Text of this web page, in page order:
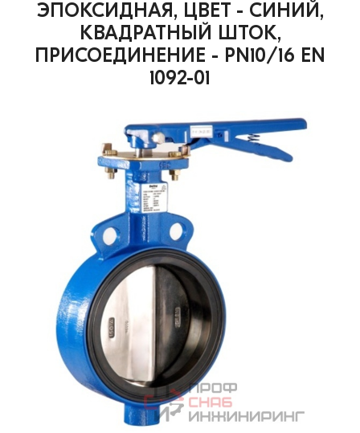
ЭПОКСИДНАЯ, ЦВЕТ - СИНИЙ,
КВАДРАТНЫЙ ШТОК,
ПРИСОЕДИНЕНИЕ - PN10/16 EN
1092-01